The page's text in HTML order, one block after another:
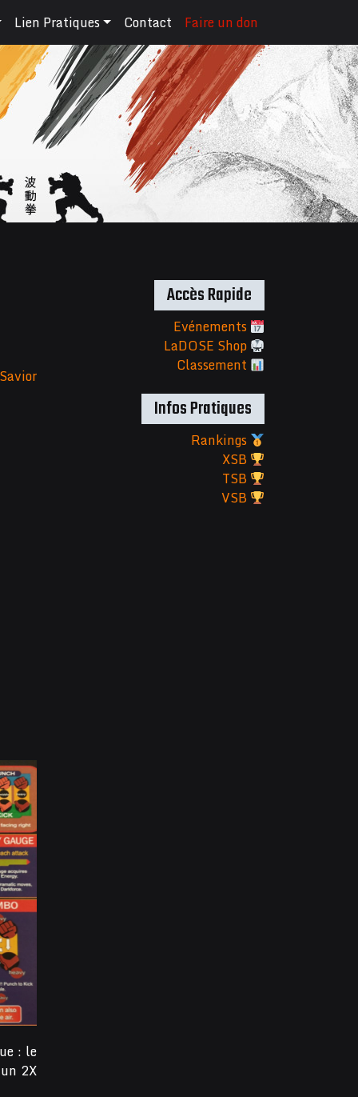
Lien Pratiques Contact Faire un don
: le
2X
Accès Rapide
Evénements
LaDOSE Shop
Classement
Infos Pratiques
Rankings
XSB
TSB
VSB